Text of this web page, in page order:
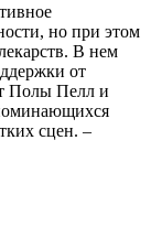
но при этом
В нем
от
Полы Пелл и
сцен. –